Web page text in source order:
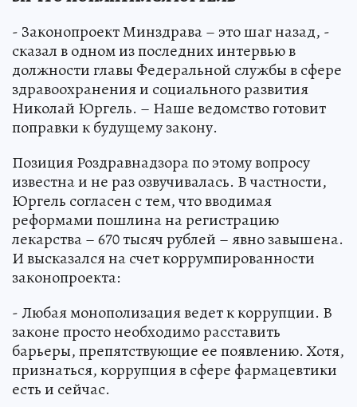
- Законопроект Минздрава – это шаг назад, -
сказал в одном из последних интервью в
должности главы Федеральной службы в сфере
здравоохранения и социального развития
Николай Юргель. – Наше ведомство готовит
поправки к будущему закону.
Позиция Роздравнадзора по этому вопросу
известна и не раз озвучивалась. В частности,
Юргель согласен с тем, что вводимая
реформами пошлина на регистрацию
лекарства – 670 тысяч рублей – явно завышена.
И высказался на счет коррумпированности
законопроекта:
- Любая монополизация ведет к коррупции. В
законе просто необходимо расставить
барьеры, препятствующие ее появлению. Хотя,
признаться, коррупция в сфере фармацевтики
есть и сейчас.